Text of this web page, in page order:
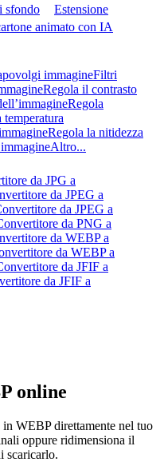
sfondo
Estensione
animato con IA
immagineFiltri
Regola il contrasto
Regola
temperatura
Regola la nitidezza
Altro...
da JPG a
da JPEG a
da JPEG a
da PNG a
da WEBP a
da WEBP a
da JFIF a
da JFIF a
online
WEBP direttamente nel tuo
oppure ridimensiona il
scaricarlo.